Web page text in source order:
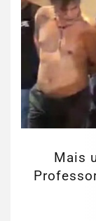
Mais